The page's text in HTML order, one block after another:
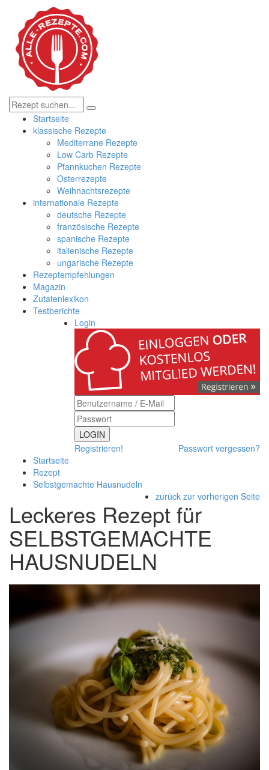
Startseite
klassische Rezepte
Mediterrane Rezepte
Low Carb Rezepte
Pfannkuchen Rezepte
Osterrezepte
Weihnachtsrezepte
internationale Rezepte
deutsche Rezepte
französische Rezepte
spanische Rezepte
italienische Rezepte
ungarische Rezepte
Rezeptempfehlungen
Magazin
Zutatenlexikon
Testberichte
Login
LOGIN
Registrieren!
Passwort vergessen?
Startseite
Rezept
Selbstgemachte Hausnudeln
zurück zur vorherigen Seite
Leckeres Rezept für
SELBSTGEMACHTE
HAUSNUDELN